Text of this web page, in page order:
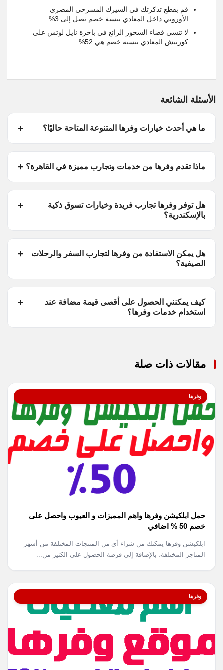
قم بقطع تذكرتك في السيرك المسرحي المصري
الأوروبي داخل المعادي بنسبة خصم تصل إلى 3%.
لا تنسى قضاء السحور الرائع في باخرة نايل لوتس على
كورنيش المعادي بنسبة خصم هي 52%.
الأسئلة الشائعة
ما هي أحدث خيارات وفرها المتنوعة المتاحة حاليًا؟
ماذا تقدم وفرها من خدمات وتجارب مميزة في القاهرة؟
هل توفر وفرها تجارب فريدة وخيارات تسوق ذكية
بالإسكندرية؟
هل يمكن الاستفادة من وفرها لتجارب السفر والرحلات
الصيفية؟
كيف يمكنني الحصول على أقصى قيمة مضافة عند
استخدام خدمات وفرها؟
مقالات ذات صلة
وفرها
حمل ابلكيشن وفرها واهم المميزات و العيوب واحصل على
خصم 50 % اضافي
ابلكيشن وفرها يمكنك من شراء أي من المنتجات المختلفة من أشهر
المتاجر المختلفة، بالإضافة إلى فرصة الحصول على الكثير من...
وفرها